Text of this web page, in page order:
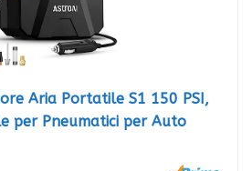
Aria Portatile S1 150 PSI,
per Pneumatici per Auto